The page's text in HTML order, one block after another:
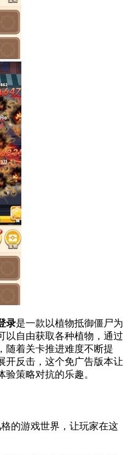
录是一款以植物抵御僵尸为
以自由获取各种植物，通过
随着关卡推进难度不断提
开反击，这个免广告版本让
策略对抗的乐趣。
的游戏世界，让玩家在这